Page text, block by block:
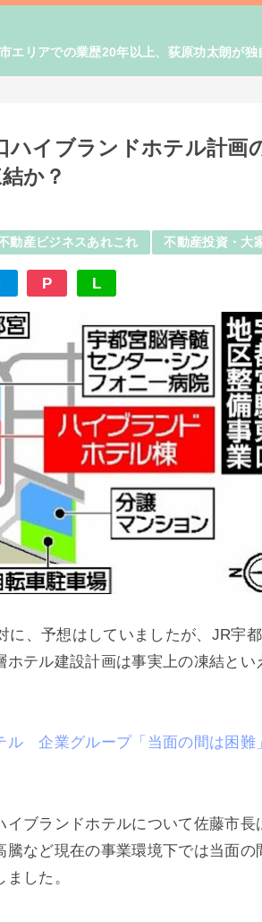
エリアでの業歴20年以上、荻原功太朗が独
ハイブランドホテル計画
か？
動産ビジネスあれこれ 不動産投資・大
P L
、予想はしていましたが、JR宇
テル建設計画は事実上の凍結とい
ル 企業グループ「当面の間は困
ブランドホテルについて佐藤市長
など現在の事業環境下では当面の
した。